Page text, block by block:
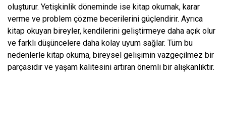
oluşturur. Yetişkinlik döneminde ise kitap okumak, karar
verme ve problem çözme becerilerini güçlendirir. Ayrıca
kitap okuyan bireyler, kendilerini geliştirmeye daha açık olur
ve farklı düşüncelere daha kolay uyum sağlar. Tüm bu
nedenlerle kitap okuma, bireysel gelişimin vazgeçilmez bir
parçasıdır ve yaşam kalitesini artıran önemli bir alışkanlıktır.